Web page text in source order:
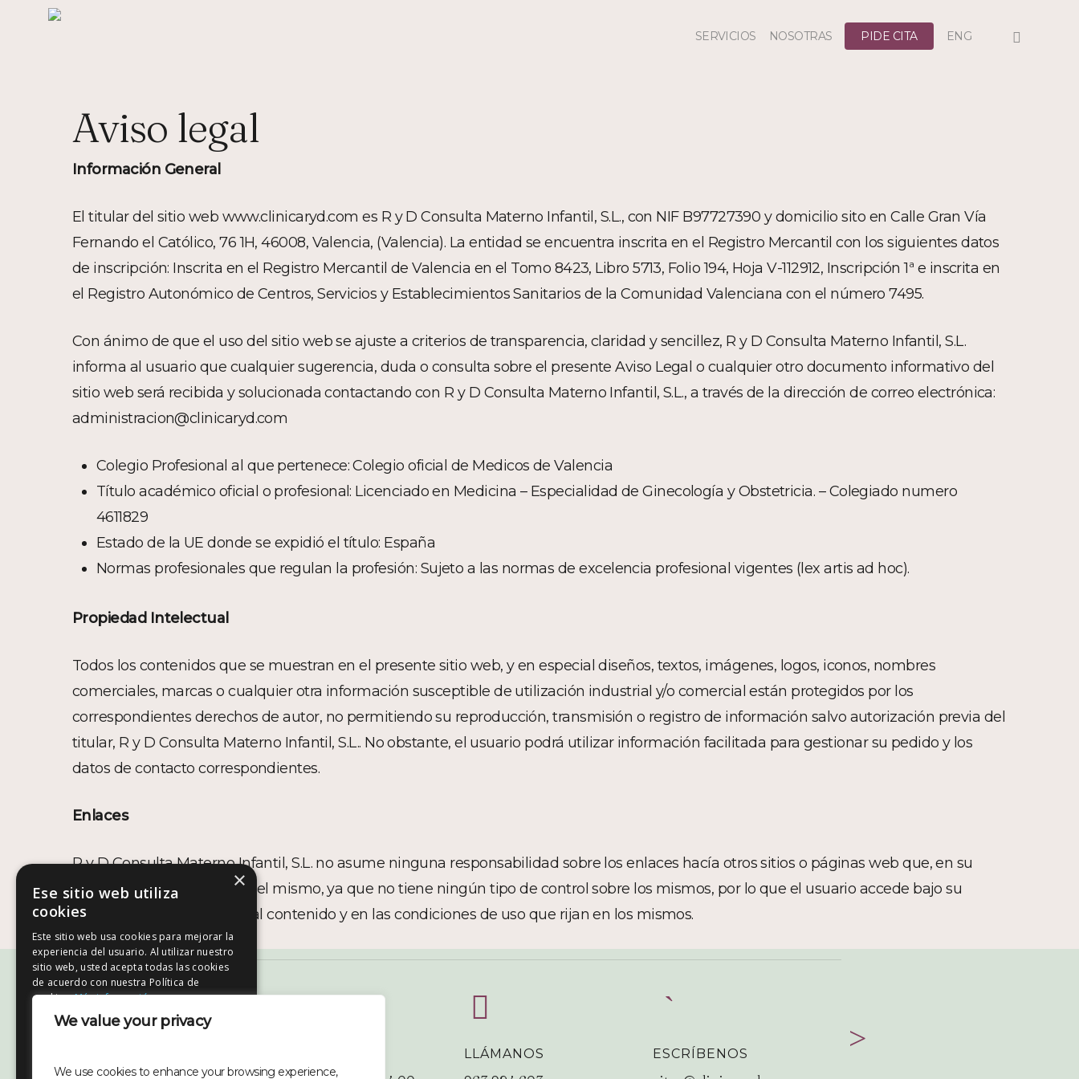
We value your privacy
We use cookies to enhance your browsing experience,
SERVICIOS NOSOTRAS PIDE CITA ENG INSTAGRAM
Aviso legal
Información General
El titular del sitio web www.clinicaryd.com es R y D Consulta Materno Infantil, S.L., con NIF B97727390 y domicilio sito en Calle Gran Vía
Fernando el Católico, 76 1H, 46008, Valencia, (Valencia). La entidad se encuentra inscrita en el Registro Mercantil con los siguientes datos
de inscripción: Inscrita en el Registro Mercantil de Valencia en el Tomo 8423, Libro 5713, Folio 194, Hoja V-112912, Inscripción 1ª e inscrita en
el Registro Autonómico de Centros, Servicios y Establecimientos Sanitarios de la Comunidad Valenciana con el número 7495.
Con ánimo de que el uso del sitio web se ajuste a criterios de transparencia, claridad y sencillez, R y D Consulta Materno Infantil, S.L.
informa al usuario que cualquier sugerencia, duda o consulta sobre el presente Aviso Legal o cualquier otro documento informativo del
sitio web será recibida y solucionada contactando con R y D Consulta Materno Infantil, S.L., a través de la dirección de correo electrónica:
administracion@clinicaryd.com
Colegio Profesional al que pertenece: Colegio oficial de Medicos de Valencia
Título académico oficial o profesional: Licenciado en Medicina – Especialidad de Ginecología y Obstetricia. – Colegiado numero
4611829
Estado de la UE donde se expidió el título: España
Normas profesionales que regulan la profesión: Sujeto a las normas de excelencia profesional vigentes (lex artis ad hoc).
Propiedad Intelectual
Todos los contenidos que se muestran en el presente sitio web, y en especial diseños, textos, imágenes, logos, iconos, nombres
comerciales, marcas o cualquier otra información susceptible de utilización industrial y/o comercial están protegidos por los
correspondientes derechos de autor, no permitiendo su reproducción, transmisión o registro de información salvo autorización previa del
titular, R y D Consulta Materno Infantil, S.L.. No obstante, el usuario podrá utilizar información facilitada para gestionar su pedido y los
datos de contacto correspondientes.
Enlaces
R y D Consulta Materno Infantil, S.L. no asume ninguna responsabilidad sobre los enlaces hacía otros sitios o páginas web que, en su
caso, pudieran incluirse en el mismo, ya que no tiene ningún tipo de control sobre los mismos, por lo que el usuario accede bajo su
exclusiva responsabilidad al contenido y en las condiciones de uso que rijan en los mismos.
LLÁMANOS ESCRÍBENOS
×
Ese sitio web utiliza
cookies
Este sitio web usa cookies para mejorar la
experiencia del usuario. Al utilizar nuestro
sitio web, usted acepta todas las cookies
de acuerdo con nuestra Política de
cookies.Más información
COOKIES ESTRICTAMENTE